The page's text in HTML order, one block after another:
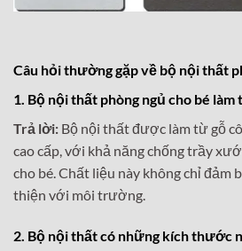
Câu hỏi thường gặp về bộ nội thất
1. Bộ nội thất phòng ngủ cho bé làm
Trả lời: Bộ nội thất được làm từ gỗ
cao cấp, với khả năng chống trầy
cho bé. Chất liệu này không chỉ đảm
thiện với môi trường.
2. Bộ nội thất có những kích thước